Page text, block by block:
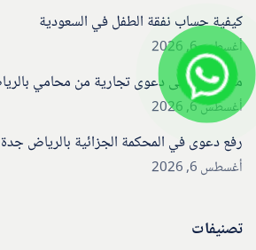
كيفية حساب نفقة الطفل في السعودية
أغسطس 6, 2026
مذكرة رد على دعوى تجارية من محامي
أغسطس 6, 2026
رفع دعوى في المحكمة الجزائية بالرياض
أغسطس 6, 2026
تصنيفات